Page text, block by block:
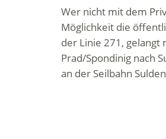
Wer nicht mit dem
Möglichkeit die
der Linie 271, gelangt
Prad/Spondinig nach
an der Seilbahn